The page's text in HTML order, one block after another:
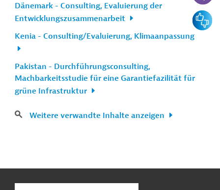
Dänemark - Consulting, Evaluierung der
Entwicklungszusammenarbeit
Kenia - Consulting/Evaluierung, Klimaanpassung
Pakistan - Durchführungsconsulting,
Machbarkeitsstudie für eine Garantiefazilität für
grüne Infrastruktur
Weitere verwandte Inhalte anzeigen